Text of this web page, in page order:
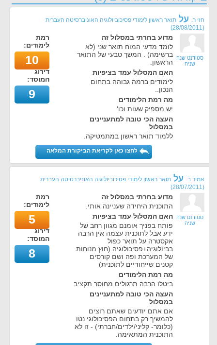
חזי ר. על תואר ראשון לימודי פסיכוביולוגיה האוניברסיטה העברית
(
28/08/2011
)
סטודנט שנה
שניה
מדוע בחרתי במסלול זה
לומד מדעי המוח תואר שני (לא
ברשימה) . המשך טבעי של התואר
הראשון.
האם המסלול עמד בציפיות
לימודים ברמה גבוהה בתחום
הנכון..
מה רמת הלימודים
יש מספיק שעות וכו'
העצה הכי טובה למתעניינים
במסלול
ללמוד תואר ראשון במתמטיקה.
רמת
לימודים:
10
דירוג
המוסד:
9
לחצו כאן לקריאת הביקורת המלאה
אמיר ב. על תואר ראשון לימודי פסיכוביולוגיה האוניברסיטה העברית
(
28/07/2011
)
סטודנט שנה
שניה
מדוע בחרתי במסלול זה
התוכנית היחידה שעניינה אותי.
האם המסלול עמד בציפיות
פותח בפניך אומנם מגוון רחב של
ידע אבל לתוכנית עצמה אין הרבה
אקסטרה על תואר כפול
בביולוגיה+פסיכולוגיה (חוץ מנוחות
של המערכת ופה ושם קורסים
קטנים שייחודיים לתוכנית)
מה רמת הלימודים
ביטלו הרבה תרגולים מחוסר תקציב
העצה הכי טובה למתעניינים
במסלול
אם אתם יודעים שאתם רוצים
להמשיך רק בתחום הפסיכולוגי נטו
(כלומר- קליני/ילדים/חברתי) - זו לא
התוכנית המתאימה.
רמת
לימודים:
5
דירוג
המוסד:
8